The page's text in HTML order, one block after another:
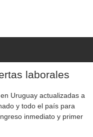
laborales
Uruguay actualizadas a
y todo el país para
inmediato y primer